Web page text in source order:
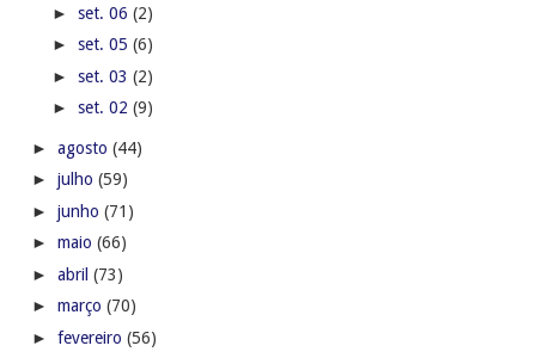
► set. 06 (2)
► set. 05 (6)
► set. 03 (2)
► set. 02 (9)
► agosto (44)
► julho (59)
► junho (71)
► maio (66)
► abril (73)
► março (70)
► fevereiro (56)